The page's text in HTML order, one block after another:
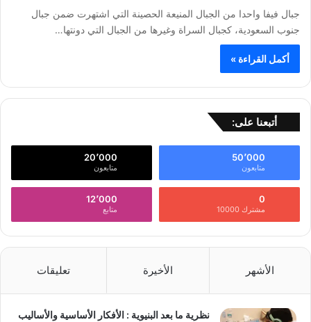
جبال فيفا واحدا من الجبال المنيعة الحصينة التي اشتهرت ضمن جبال
جنوب السعودية، كجبال السراة وغيرها من الجبال التي دونتها…
أكمل القراءة »
أتبعنا على:
50٬000
متابعون
20٬000
متابعون
0
مشترك 10000
12٬000
متابع
الأشهر الأخيرة تعليقات
نظرية ما بعد البنيوية : الأفكار الأساسية والأساليب